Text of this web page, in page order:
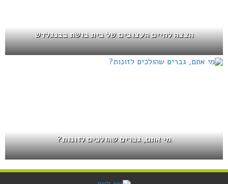
הצצה לחיים העצובים של בית בושת בבנגלדש
מי אתם, גברים שהולכים לזונות?